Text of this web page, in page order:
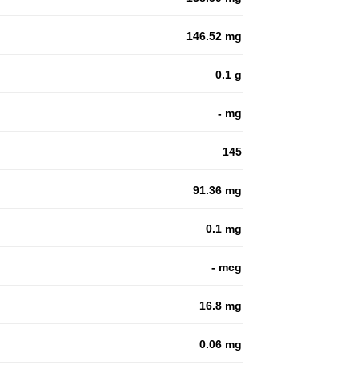
146.52 mg
0.1 g
- mg
145
91.36 mg
0.1 mg
- mcg
16.8 mg
0.06 mg